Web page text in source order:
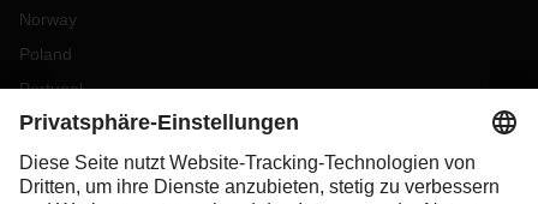
Norway
Poland
Portugal
Romania
Slovakia
Spain